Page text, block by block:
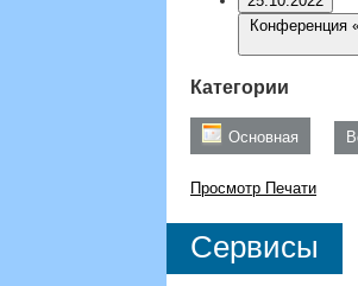
Конференция
Категории
Основная
Просмотр Печати
Сервисы